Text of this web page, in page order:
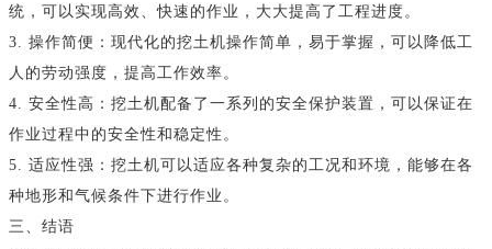
统，可以实现高效、快速的作业，大大提高了工程进度。
3. 操作简便：现代化的挖土机操作简单，易于掌握，可以降低工
人的劳动强度，提高工作效率。
4. 安全性高：挖土机配备了一系列的安全保护装置，可以保证在
作业过程中的安全性和稳定性。
5. 适应性强：挖土机可以适应各种复杂的工况和环境，能够在各
种地形和气候条件下进行作业。
三、结语